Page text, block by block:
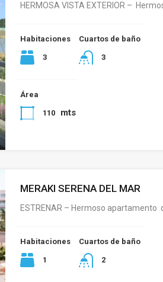
HERMOSA VISTA EXTERIOR –
Habitaciones
3
Cuartos de baño
3
Área
110 mts
MERAKI SERENA DEL MAR
ESTRENAR – Hermoso apartamento
Habitaciones
1
Cuartos de baño
2